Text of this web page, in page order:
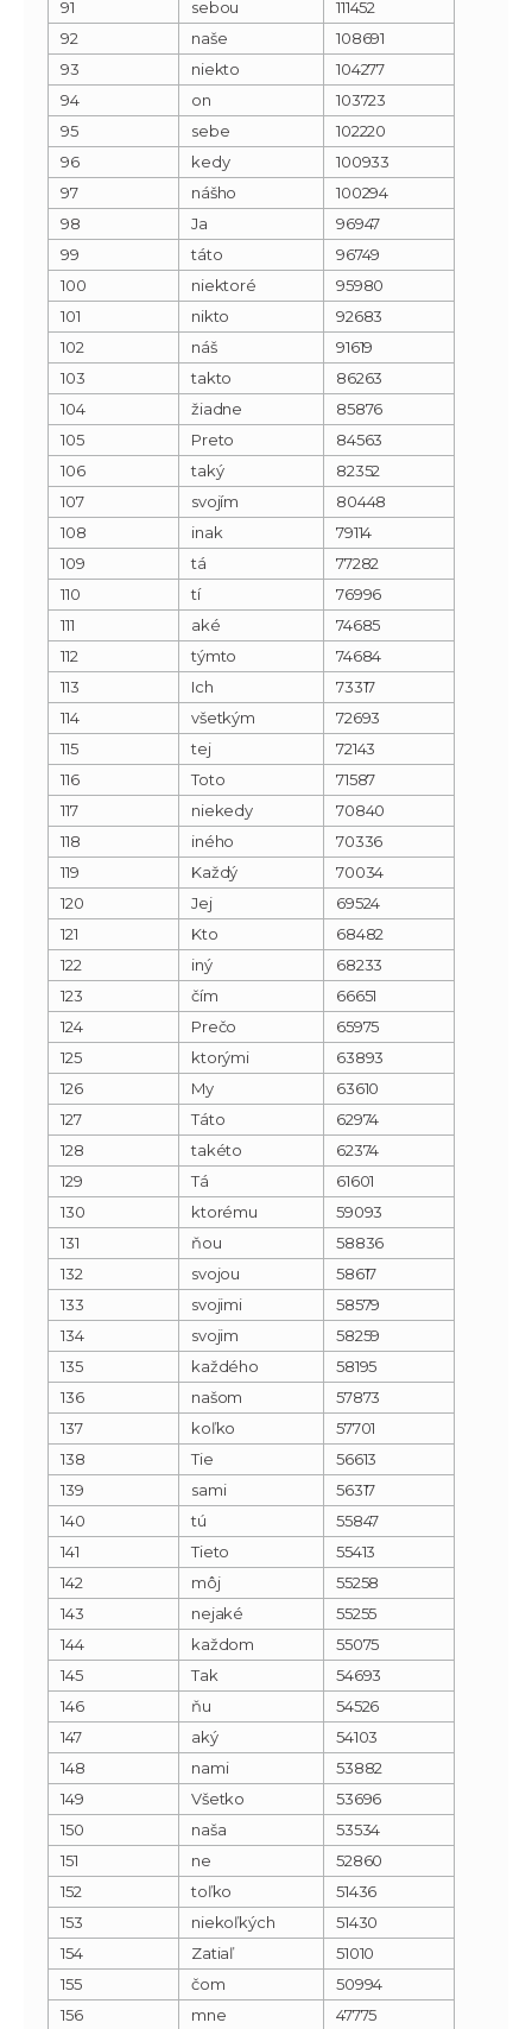
91 sebou
111452
92
naše
108691
93
niekto
104277
94
on
103723
95
sebe
102220
96
kedy
100933
97
nášho
100294
98
Ja
96947
99
táto
96749
100
niektoré
95980
101
nikto
92683
102
náš
91619
103
takto
86263
104
žiadne
85876
105
Preto
84563
106
taký
82352
107
svojím
80448
108
inak
79114
109
tá
77282
110
tí
76996
111
aké
74685
112
týmto
74684
113
Ich
73317
114
všetkým
72693
115
tej
72143
116
Toto
71587
117
niekedy
70840
118
iného
70336
119
Každý
70034
120
Jej
69524
121
Kto
68482
122
iný
68233
123
čím
66651
124
Prečo
65975
125
ktorými
63893
126
My
63610
127
Táto
62974
128
takéto
62374
129
Tá
61601
130
ktorému
59093
131
ňou
58836
132
svojou
58617
133
svojimi
58579
134
svojim
58259
135
každého
58195
136
našom
57873
137
koľko
57701
138
Tie
56613
139
sami
56317
140
tú
55847
141
Tieto
55413
142
môj
55258
143
nejaké
55255
144
každom
55075
145
Tak
54693
146
ňu
54526
147
aký
54103
148
nami
53882
149
Všetko
53696
150
naša
53534
151
ne
52860
152
toľko
51436
153
niekoľkých
51430
154
Zatiaľ
51010
155
čom
50994
156
mne
47775